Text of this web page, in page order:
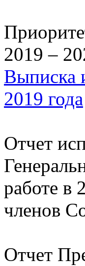
2019 –
Выписка
2019 года
Отчет
работе в
членов
Отчет